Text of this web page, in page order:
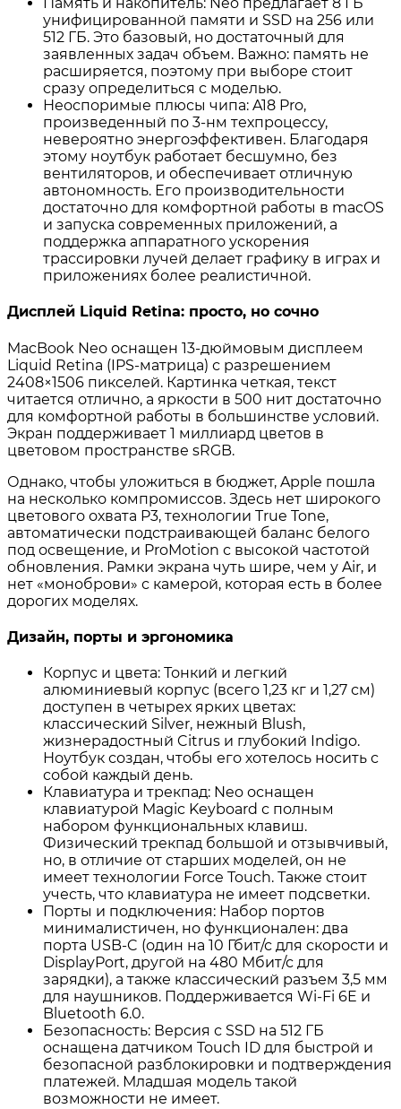
унифицированной памяти и SSD на 256 или
512 ГБ. Это базовый, но достаточный для
заявленных задач объем. Важно: память не
расширяется, поэтому при выборе стоит
сразу определиться с моделью.
Неоспоримые плюсы чипа: A18 Pro,
произведенный по 3-нм техпроцессу,
невероятно энергоэффективен. Благодаря
этому ноутбук работает бесшумно, без
вентиляторов, и обеспечивает отличную
автономность. Его производительности
достаточно для комфортной работы в macOS
и запуска современных приложений, а
поддержка аппаратного ускорения
трассировки лучей делает графику в играх и
приложениях более реалистичной.
Дисплей Liquid Retina: просто, но сочно
MacBook Neo оснащен 13-дюймовым дисплеем
Liquid Retina (IPS-матрица) с разрешением
2408×1506 пикселей. Картинка четкая, текст
читается отлично, а яркости в 500 нит достаточно
для комфортной работы в большинстве условий.
Экран поддерживает 1 миллиард цветов в
цветовом пространстве sRGB.
Однако, чтобы уложиться в бюджет, Apple пошла
на несколько компромиссов. Здесь нет широкого
цветового охвата P3, технологии True Tone,
автоматически подстраивающей баланс белого
под освещение, и ProMotion с высокой частотой
обновления. Рамки экрана чуть шире, чем у Air, и
нет «моноброви» с камерой, которая есть в более
дорогих моделях.
Дизайн, порты и эргономика
Корпус и цвета: Тонкий и легкий
алюминиевый корпус (всего 1,23 кг и 1,27 см)
доступен в четырех ярких цветах:
классический Silver, нежный Blush,
жизнерадостный Citrus и глубокий Indigo.
Ноутбук создан, чтобы его хотелось носить с
собой каждый день.
Клавиатура и трекпад: Neo оснащен
клавиатурой Magic Keyboard с полным
набором функциональных клавиш.
Физический трекпад большой и отзывчивый,
но, в отличие от старших моделей, он не
имеет технологии Force Touch. Также стоит
учесть, что клавиатура не имеет подсветки.
Порты и подключения: Набор портов
минималистичен, но функционален: два
порта USB-C (один на 10 Гбит/с для скорости и
DisplayPort, другой на 480 Мбит/с для
зарядки), а также классический разъем 3,5 мм
для наушников. Поддерживается Wi-Fi 6E и
Bluetooth 6.0.
Безопасность: Версия с SSD на 512 ГБ
оснащена датчиком Touch ID для быстрой и
безопасной разблокировки и подтверждения
платежей. Младшая модель такой
возможности не имеет.